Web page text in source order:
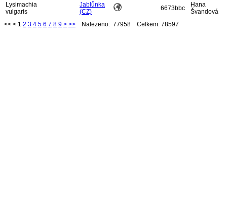
Lysimachia
vulgaris
Jablůnka
(CZ)
6673bbc
Hana
Švandová
<< < 1 2 3 4 5 6 7 8 9 > >> Nalezeno: 77958 Celkem: 78597